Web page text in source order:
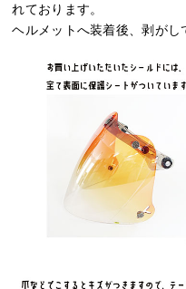
れております。
ヘルメットへ装着後、剥がし